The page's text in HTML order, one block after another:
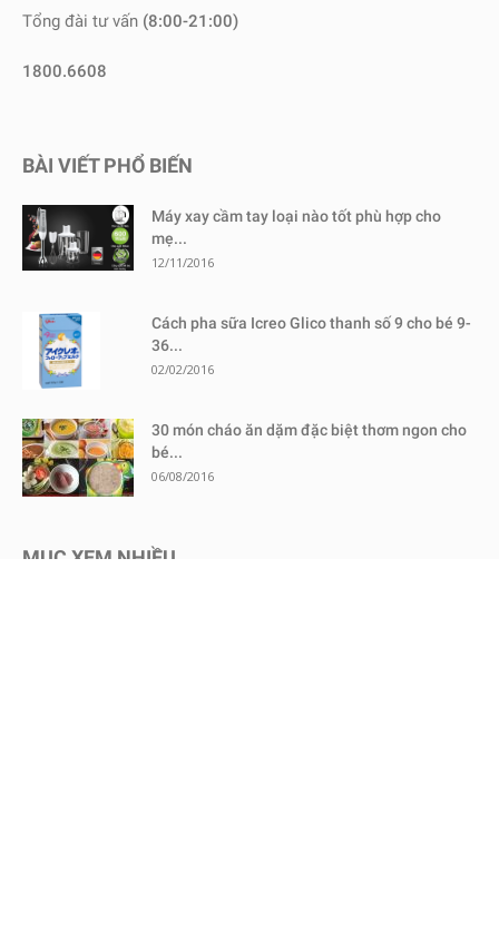
Tổng đài tư vấn (8:00-21:00)
1800.6608
BÀI VIẾT PHỔ BIẾN
Máy xay cầm tay loại nào tốt phù hợp cho
mẹ...
12/11/2016
Cách pha sữa Icreo Glico thanh số 9 cho bé 9-
36...
02/02/2016
30 món cháo ăn dặm đặc biệt thơm ngon cho
bé...
06/08/2016
MỤC XEM NHIỀU